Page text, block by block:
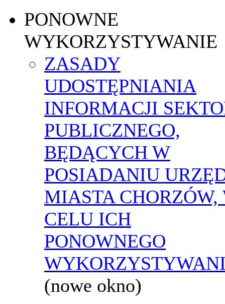
PONOWNE
WYKORZYSTYWANIE
ZASADY
UDOSTĘPNIANIA
INFORMACJI
PUBLICZNEGO,
BĘDĄCYCH W
POSIADANIU
MIASTA CHORZÓW,
CELU ICH
PONOWNEGO
(nowe okno)